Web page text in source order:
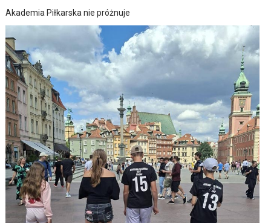
Akademia Piłkarska nie próżnuje